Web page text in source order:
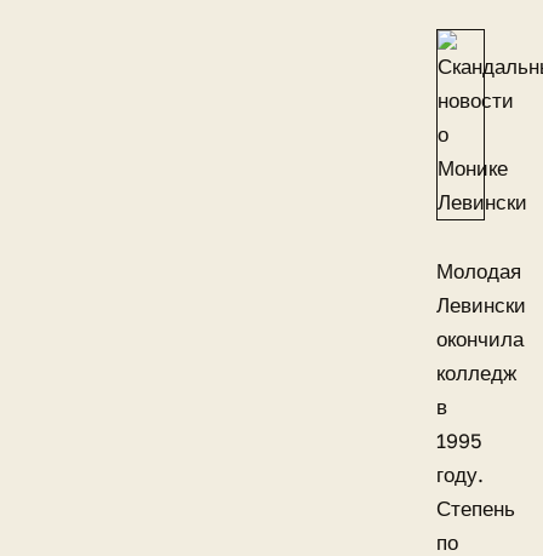
Молодая
Левински
окончила
колледж
в
1995
году.
Степень
по